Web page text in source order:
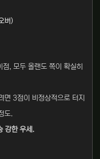
버)
, 모두 올랜도 쪽이 확실히
면 3점이 비정상적으로 터지
도.
강한 우세.